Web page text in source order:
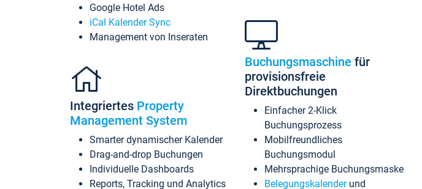
Google Hotel Ads
iCal Kalender Sync
Management von Inseraten
Integriertes Property
Management System
Smarter dynamischer Kalender
Drag-and-drop Buchungen
Individuelle Dashboards
Reports, Tracking und Analytics
Buchungsmaschine für
provisionsfreie
Direktbuchungen
Einfacher 2-Klick
Buchungsprozess
Mobilfreundliches
Buchungsmodul
Mehrsprachige Buchungsmaske
Belegungskalenderund